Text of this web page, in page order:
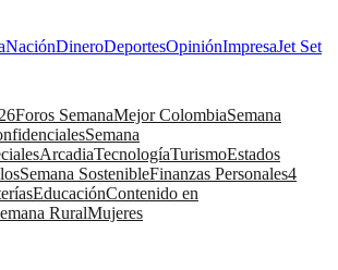
NaciónDineroDeportesOpiniónImpresaJet Set
Foros SemanaMejor ColombiaSemana
Semana
ArcadiaTecnologíaTurismoEstados
Semana SostenibleFinanzas Personales4
EducaciónContenido en
RuralMujeres